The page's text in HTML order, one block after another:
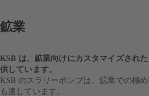
鉱業
KSB は、鉱業向けにカスタマイズされ
供しています。
KSB のスラリーポンプは、鉱業での極
も適しています。